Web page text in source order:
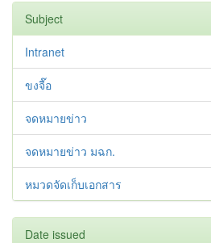
Subject
Intranet
ขงจื๊อ
จดหมายข่าว
จดหมายข่าว มฉก.
หมวดจัดเก็บเอกสาร
Date issued